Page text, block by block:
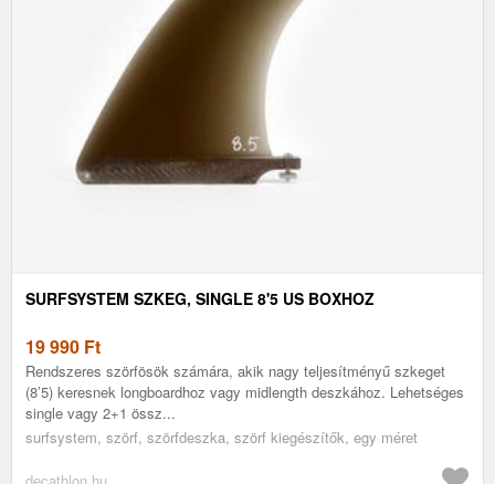
SURFSYSTEM SZKEG, SINGLE 8'5 US BOXHOZ
19 990 Ft
Rendszeres szörfösök számára, akik nagy teljesítményű szkeget
(8’5) keresnek longboardhoz vagy midlength deszkához. Lehetséges
single vagy 2+1 össz...
surfsystem, szörf, szörfdeszka, szörf kiegészítők, egy méret